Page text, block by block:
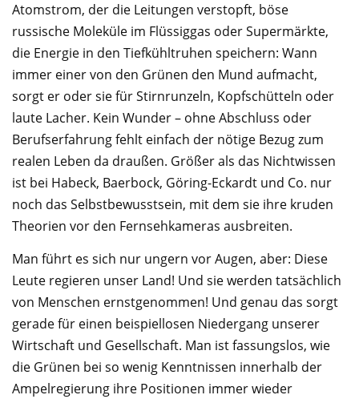
Atomstrom, der die Leitungen verstopft, böse
russische Moleküle im Flüssiggas oder Supermärkte,
die Energie in den Tiefkühltruhen speichern: Wann
immer einer von den Grünen den Mund aufmacht,
sorgt er oder sie für Stirnrunzeln, Kopfschütteln oder
laute Lacher. Kein Wunder – ohne Abschluss oder
Berufserfahrung fehlt einfach der nötige Bezug zum
realen Leben da draußen. Größer als das Nichtwissen
ist bei Habeck, Baerbock, Göring-Eckardt und Co. nur
noch das Selbstbewusstsein, mit dem sie ihre kruden
Theorien vor den Fernsehkameras ausbreiten.
Man führt es sich nur ungern vor Augen, aber: Diese
Leute regieren unser Land! Und sie werden tatsächlich
von Menschen ernstgenommen! Und genau das sorgt
gerade für einen beispiellosen Niedergang unserer
Wirtschaft und Gesellschaft. Man ist fassungslos, wie
die Grünen bei so wenig Kenntnissen innerhalb der
Ampelregierung ihre Positionen immer wieder